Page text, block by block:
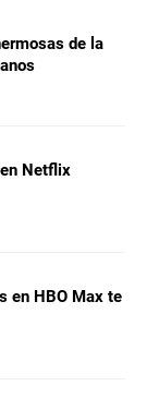
de la
en Netflix
en HBO Max te